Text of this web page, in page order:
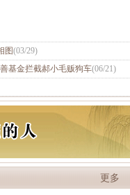
图(03/29)
基金拦截郝小毛贩狗车(06/21)
更多